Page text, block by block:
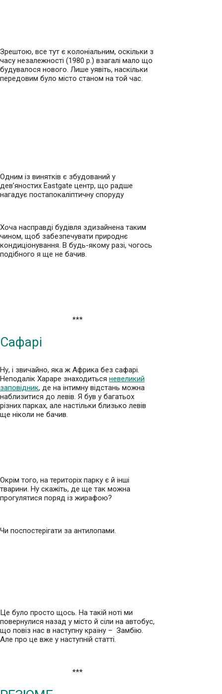
Зрештою, все тут є колоніальним, оскільки з
часу незалежності (1980 р.) взагалі мало що
будувалося нового. Лише уявіть, наскільки
передовим було місто станом на той час.
Одним із винятків є збудований у
дев’яностих Eastgate центр, що радше
нагадує постапокаліптичну споруду
Хоча насправді будівля здизайнена таким
чином, щоб забезпечувати природнє
кондиціонування. В будь-якому разі, чогось
подібного я ще не бачив.
***
Сафарі
Ну, і звичайно, яка ж Африка без сафарі.
Неподалік Хараре знаходиться невеликий
заповідник, де на інтимну відстань можна
наблизитися до левів. Я був у багатьох
різних парках, але настільки близько левів
ще ніколи не бачив.
Окрім того, на територіх парку є й інші
тварини. Ну скажіть, де ще так можна
прогулятися поряд із жирафою?
Чи поспостерігати за антилопами.
Це було просто щось. На такій ноті ми
повернулися назад у місто й сіли на автобус,
що повіз нас в наступну країну – Замбію.
Але про це вже у наступній статті.
***